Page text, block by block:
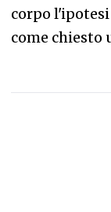
corpo
come chiesto